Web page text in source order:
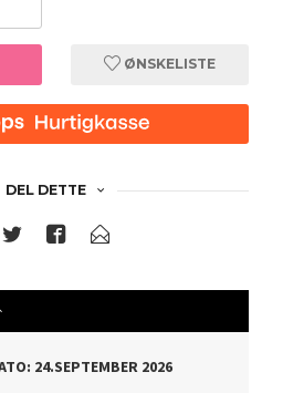
ØNSKELISTE
DEL DETTE
24.SEPTEMBER 2026